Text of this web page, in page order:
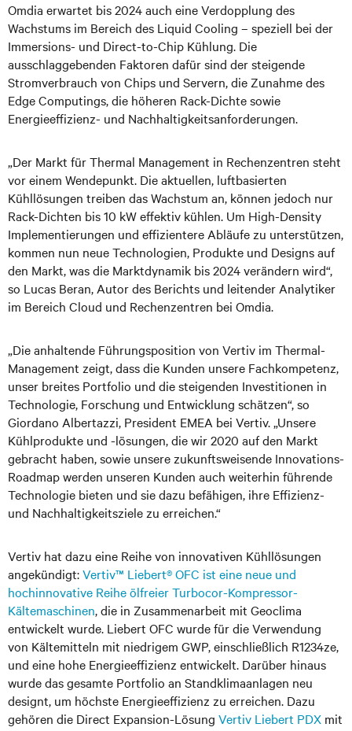
Omdia erwartet bis 2024 auch eine Verdopplung des
Wachstums im Bereich des Liquid Cooling – speziell bei der
Immersions- und Direct-to-Chip Kühlung. Die
ausschlaggebenden Faktoren dafür sind der steigende
Stromverbrauch von Chips und Servern, die Zunahme des
Edge Computings, die höheren Rack-Dichte sowie
Energieeffizienz- und Nachhaltigkeitsanforderungen.
„Der Markt für Thermal Management in Rechenzentren steht
vor einem Wendepunkt. Die aktuellen, luftbasierten
Kühllösungen treiben das Wachstum an, können jedoch nur
Rack-Dichten bis 10 kW effektiv kühlen. Um High-Density
Implementierungen und effizientere Abläufe zu unterstützen,
kommen nun neue Technologien, Produkte und Designs auf
den Markt, was die Marktdynamik bis 2024 verändern wird“,
so Lucas Beran, Autor des Berichts und leitender Analytiker
im Bereich Cloud und Rechenzentren bei Omdia.
„Die anhaltende Führungsposition von Vertiv im Thermal-
Management zeigt, dass die Kunden unsere Fachkompetenz,
unser breites Portfolio und die steigenden Investitionen in
Technologie, Forschung und Entwicklung schätzen“, so
Giordano Albertazzi, President EMEA bei Vertiv. „Unsere
Kühlprodukte und -lösungen, die wir 2020 auf den Markt
gebracht haben, sowie unsere zukunftsweisende Innovations-
Roadmap werden unseren Kunden auch weiterhin führende
Technologie bieten und sie dazu befähigen, ihre Effizienz-
und Nachhaltigkeitsziele zu erreichen.“
Vertiv hat dazu eine Reihe von innovativen Kühllösungen
angekündigt:Vertiv™ Liebert® OFC ist eine neue und
hochinnovative Reihe ölfreier Turbocor-Kompressor-
Kältemaschinen, die in Zusammenarbeit mit Geoclima
entwickelt wurde. Liebert OFC wurde für die Verwendung
von Kältemitteln mit niedrigem GWP, einschließlich R1234ze,
und eine hohe Energieeffizienz entwickelt. Darüber hinaus
wurde das gesamte Portfolio an Standklimaanlagen neu
designt, um höchste Energieeffizienz zu erreichen. Dazu
gehören die Direct Expansion-Lösung Vertiv Liebert PDX mit